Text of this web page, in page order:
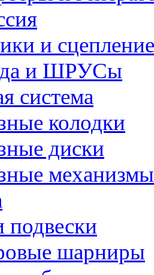
и сцепление
и ШРУСы
система
колодки
диски
механизмы
подвески
шарниры